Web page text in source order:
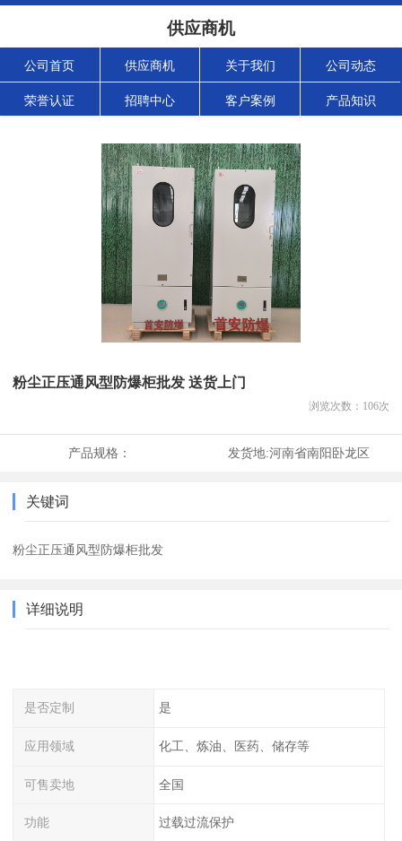
供应商机
公司首页 供应商机 关于我们 公司动态
荣誉认证 招聘中心 客户案例 产品知识
粉尘正压通风型防爆柜批发 送货上门
浏览次数： 106次
产品规格： 发货地:河南省南阳卧龙区
关键词
粉尘正压通风型防爆柜批发
详细说明
是否定制 是
应用领域 化工、炼油、医药、储存等
可售卖地 全国
功能 过载过流保护